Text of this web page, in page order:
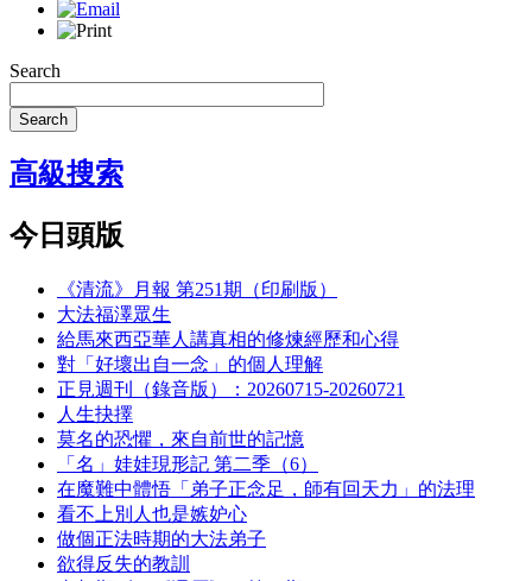
Search
Search
高級搜索
今日頭版
《清流》月報 第251期（印刷版）
大法福澤眾生
給馬來西亞華人講真相的修煉經歷和心得
對「好壞出自一念」的個人理解
正見週刊（錄音版）：20260715-20260721
人生抉擇
莫名的恐懼，來自前世的記憶
「名」娃娃現形記 第二季（6）
在魔難中體悟「弟子正念足，師有回天力」的法理
看不上別人也是嫉妒心
做個正法時期的大法弟子
欲得反失的教訓